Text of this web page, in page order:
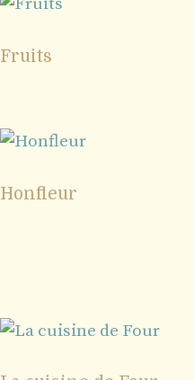
Fruits
Honfleur